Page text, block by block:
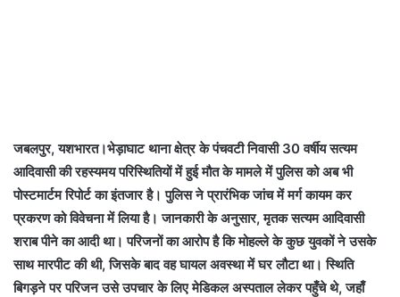
जबलपुर, यशभारत।भेड़ाघाट थाना क्षेत्र के पंचवटी निवासी 30 वर्षीय सत्यम
आदिवासी की रहस्यमय परिस्थितियों में हुई मौत के मामले में पुलिस को अब भी
पोस्टमार्टम रिपोर्ट का इंतजार है। पुलिस ने प्रारंभिक जांच में मर्ग कायम कर
प्रकरण को विवेचना में लिया है। जानकारी के अनुसार, मृतक सत्यम आदिवासी
शराब पीने का आदी था। परिजनों का आरोप है कि मोहल्ले के कुछ युवकों ने उसके
साथ मारपीट की थी, जिसके बाद वह घायल अवस्था में घर लौटा था। स्थिति
बिगड़ने पर परिजन उसे उपचार के लिए मेडिकल अस्पताल लेकर पहुँचे थे, जहाँ